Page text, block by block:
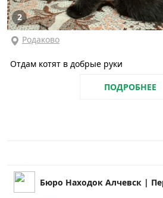
2
Родаково
Отдам котят в добрые руки
ПОДРОБНЕЕ
Бюро Находок Алчевск |